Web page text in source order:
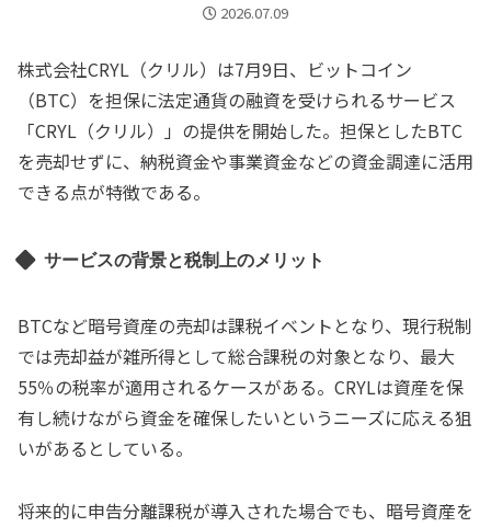
2026.07.09
株式会社CRYL（クリル）は7月9日、ビットコイン
（BTC）を担保に法定通貨の融資を受けられるサービス
「CRYL（クリル）」の提供を開始した。担保としたBTC
を売却せずに、納税資金や事業資金などの資金調達に活用
できる点が特徴である。
サービスの背景と税制上のメリット
BTCなど暗号資産の売却は課税イベントとなり、現行税制
では売却益が雑所得として総合課税の対象となり、最大
55％の税率が適用されるケースがある。CRYLは資産を保
有し続けながら資金を確保したいというニーズに応える狙
いがあるとしている。
将来的に申告分離課税が導入された場合でも、暗号資産を